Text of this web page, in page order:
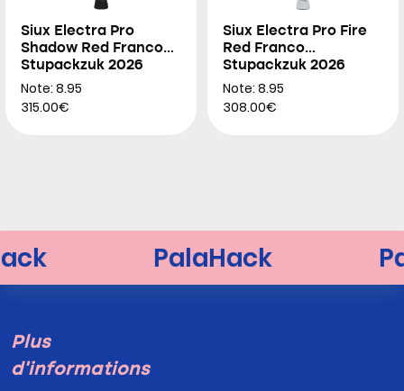
Siux Electra Pro
Shadow Red Franco
Stupackzuk 2026
Note: 8.95
315.00€
Siux Electra Pro Fire
Red Franco
Stupackzuk 2026
Note: 8.95
308.00€
Plus
d'informations